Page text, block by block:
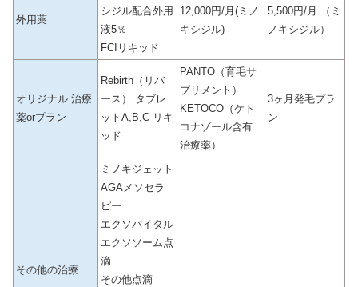
外用薬
シジル配合外用
液5％
FCIリキッド
12,000円/月(ミノ
キシジル)
5,500円/月 （ミ
ノキシジル）
オリジナル 治療
薬orプラン
Rebirth（リバ
ース） タブレ
ットA,B,C リキ
ッド
PANTO（育毛サ
プリメント）
KETOCO（ケト
コナゾール含有
治療薬）
3ヶ月発毛プラ
ン
その他の治療
ミノキジェット
AGAメソセラ
ピー
エクソバイタル
エクソソーム点
滴
その他点滴